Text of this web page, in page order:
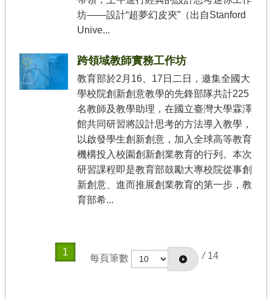
坊——設計“超夢幻皮夾”（出自Stanford
Unive...
跨領域教師實務工作坊
教育部於2月16、17日二日，邀集全國大
學校院創新創意教學的先鋒部隊共計225
名教師及教學助理，在國立臺灣大學霖澤
館共同研習將設計思考的方法導入教學，
以啟發學生創新創意，加入全球高等教育
機構投入校園創新創業教育的行列。本次
研習課程即是教育部鼓勵大專校院從事創
新創意、進而推展創業教育的第一步，教
育部希...
1
每頁筆數 / 14